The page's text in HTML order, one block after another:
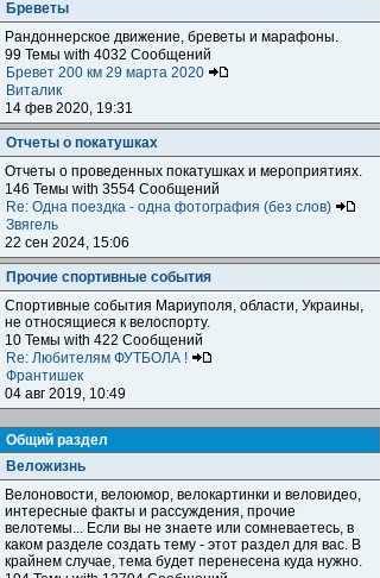
Бреветы
Рандоннерское движение, бреветы и марафоны.
99 Темы with 4032 Сообщений
Бревет 200 км 29 марта 2020
Виталик
14 фев 2020, 19:31
Отчеты о покатушках
Отчеты о проведенных покатушках и мероприятиях.
146 Темы with 3554 Сообщений
Re: Одна поездка - одна фотография (без слов)
Звягель
22 сен 2024, 15:06
Прочие спортивные события
Спортивные события Мариуполя, области, Украины,
не относящиеся к велоспорту.
10 Темы with 422 Сообщений
Re: Любителям ФУТБОЛА !
Франтишек
04 авг 2019, 10:49
Общий раздел
Веложизнь
Велоновости, велоюмор, велокартинки и веловидео,
интересные факты и рассуждения, прочие
велотемы... Если вы не знаете или сомневаетесь, в
каком разделе создать тему - этот раздел для вас. В
крайнем случае, тема будет перенесена куда нужно.